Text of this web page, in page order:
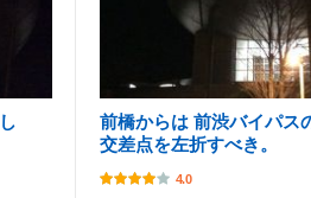
前橋からは 前渋バイパス
交差点を左折すべき。
4.0